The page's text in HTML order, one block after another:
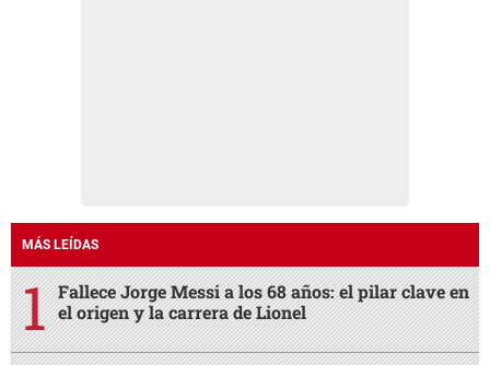
MÁS LEÍDAS
Fallece Jorge Messi a los 68 años: el pilar clave en
el origen y la carrera de Lionel